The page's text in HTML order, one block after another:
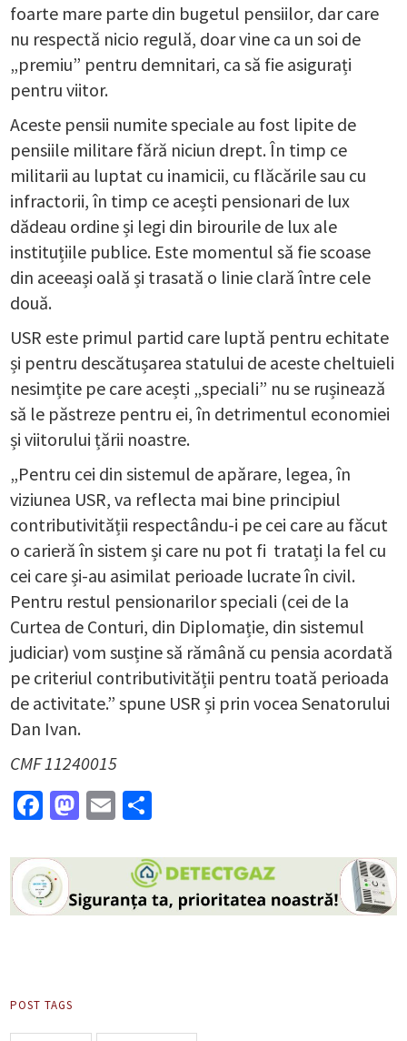
foarte mare parte din bugetul pensiilor, dar care
nu respectă nicio regulă, doar vine ca un soi de
„premiu” pentru demnitari, ca să fie asigurați
pentru viitor.
Aceste pensii numite speciale au fost lipite de
pensiile militare fără niciun drept. În timp ce
militarii au luptat cu inamicii, cu flăcările sau cu
infractorii, în timp ce acești pensionari de lux
dădeau ordine și legi din birourile de lux ale
instituțiile publice. Este momentul să fie scoase
din aceeași oală și trasată o linie clară între cele
două.
USR este primul partid care luptă pentru echitate
și pentru descătușarea statului de aceste cheltuieli
nesimțite pe care acești „speciali” nu se rușinează
să le păstreze pentru ei, în detrimentul economiei
și viitorului țării noastre.
„Pentru cei din sistemul de apărare, legea, în
viziunea USR, va reflecta mai bine principiul
contributivității respectându-i pe cei care au făcut
o carieră în sistem și care nu pot fi tratați la fel cu
cei care și-au asimilat perioade lucrate în civil.
Pentru restul pensionarilor speciali (cei de la
Curtea de Conturi, din Diplomație, din sistemul
judiciar) vom susține să rămână cu pensia acordată
pe criteriul contributivității pentru toată perioada
de activitate.” spune USR și prin vocea Senatorului
Dan Ivan.
CMF 11240015
Facebook
Mastodon
Email
POST TAGS